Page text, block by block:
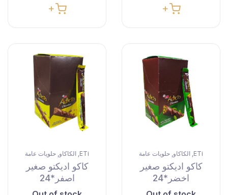
ETi
, الكاكاو, حلويات عامة
كاكو اديكتو صغير
اخضر*24
ETi
, الكاكاو, حلويات عامة
كاكو اديكتو صغير
اصفر*24